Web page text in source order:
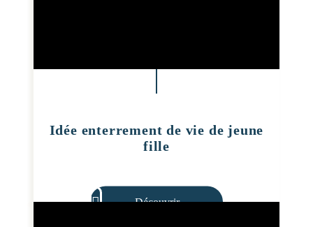
Idée enterrement de vie de jeune
fille
Découvrir